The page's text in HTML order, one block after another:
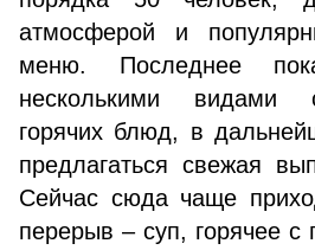
атмосферой и
меню. Последнее
несколькими видами
горячих блюд, в
предлагаться свежая
Сейчас сюда чаще
перерыв – суп, горячее с